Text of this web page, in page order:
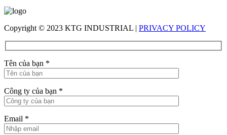
Copyright © 2023 KTG INDUSTRIAL | PRIVACY POLICY
Tên của bạn *
Công ty của bạn *
Email *